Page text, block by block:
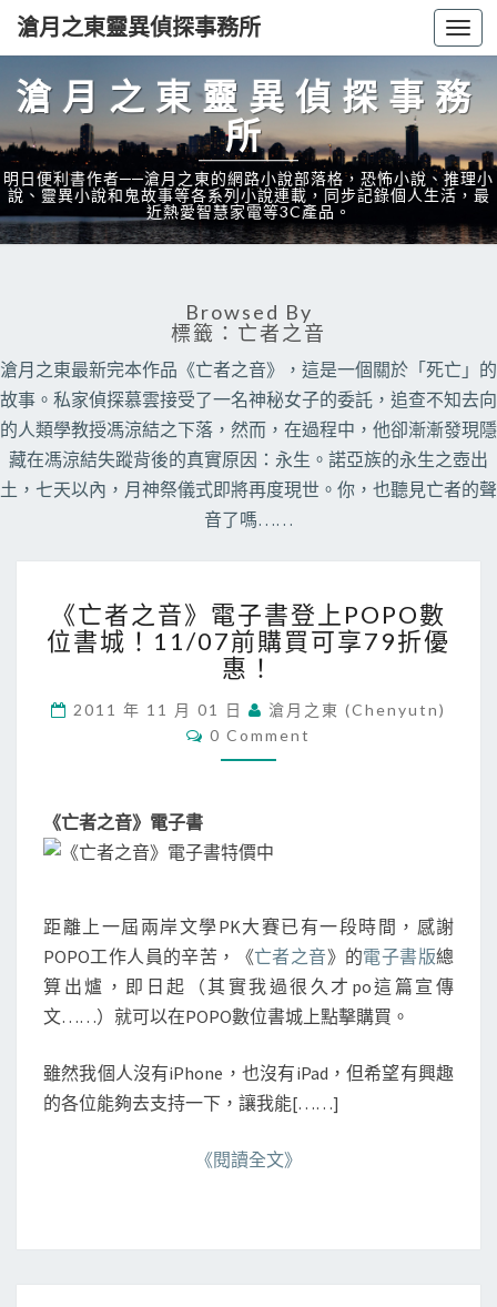
滄月之東靈異偵探事務所
滄月之東靈異偵探事務
所
明日便利書作者──滄月之東的網路小說部落格，恐怖小說、推理小
說、靈異小說和鬼故事等各系列小說連載，同步記錄個人生活，最
近熱愛智慧家電等3C產品。
Browsed By
標籤：亡者之音
滄月之東最新完本作品《亡者之音》，這是一個關於「死亡」的
故事。私家偵探慕雲接受了一名神秘女子的委託，追查不知去向
的人類學教授馮涼結之下落，然而，在過程中，他卻漸漸發現隱
藏在馮涼結失蹤背後的真實原因：永生。諾亞族的永生之壺出
土，七天以內，月神祭儀式即將再度現世。你，也聽見亡者的聲
音了嗎……
亡
者
之
》
電
子
P
O
數
位
書
城
1
1
0
買
《亡者之音》電子書登上POPO數
位書城！11/07前購買可享79折優
惠！
2011 年 11 月 01 日
滄月之東 (chenyutn)
C
O
S
0 Comment
《亡者之音》電子書
距離上一屆兩岸文學PK大賽已有一段時間，感謝
POPO工作人員的辛苦，《亡者之音》的電子書版總
算出爐，即日起（其實我過很久才po這篇宣傳
文……）就可以在POPO數位書城上點擊購買。
雖然我個人沒有iPhone，也沒有iPad，但希望有興趣
的各位能夠去支持一下，讓我能[……]
《閱讀全文》